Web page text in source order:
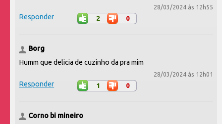
28/03/2024 às 12h55
Responder 2 0
Borg
Humm que delicia de cuzinho da pra mim
28/03/2024 às 12h01
Responder 1 0
Corno bi mineiro